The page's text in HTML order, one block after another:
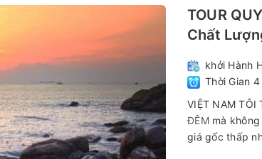
TOUR
Chất
khởi Hành
Thời Gian
VIỆT NAM TÔI
ĐÊMmà không
giá gốc thấp